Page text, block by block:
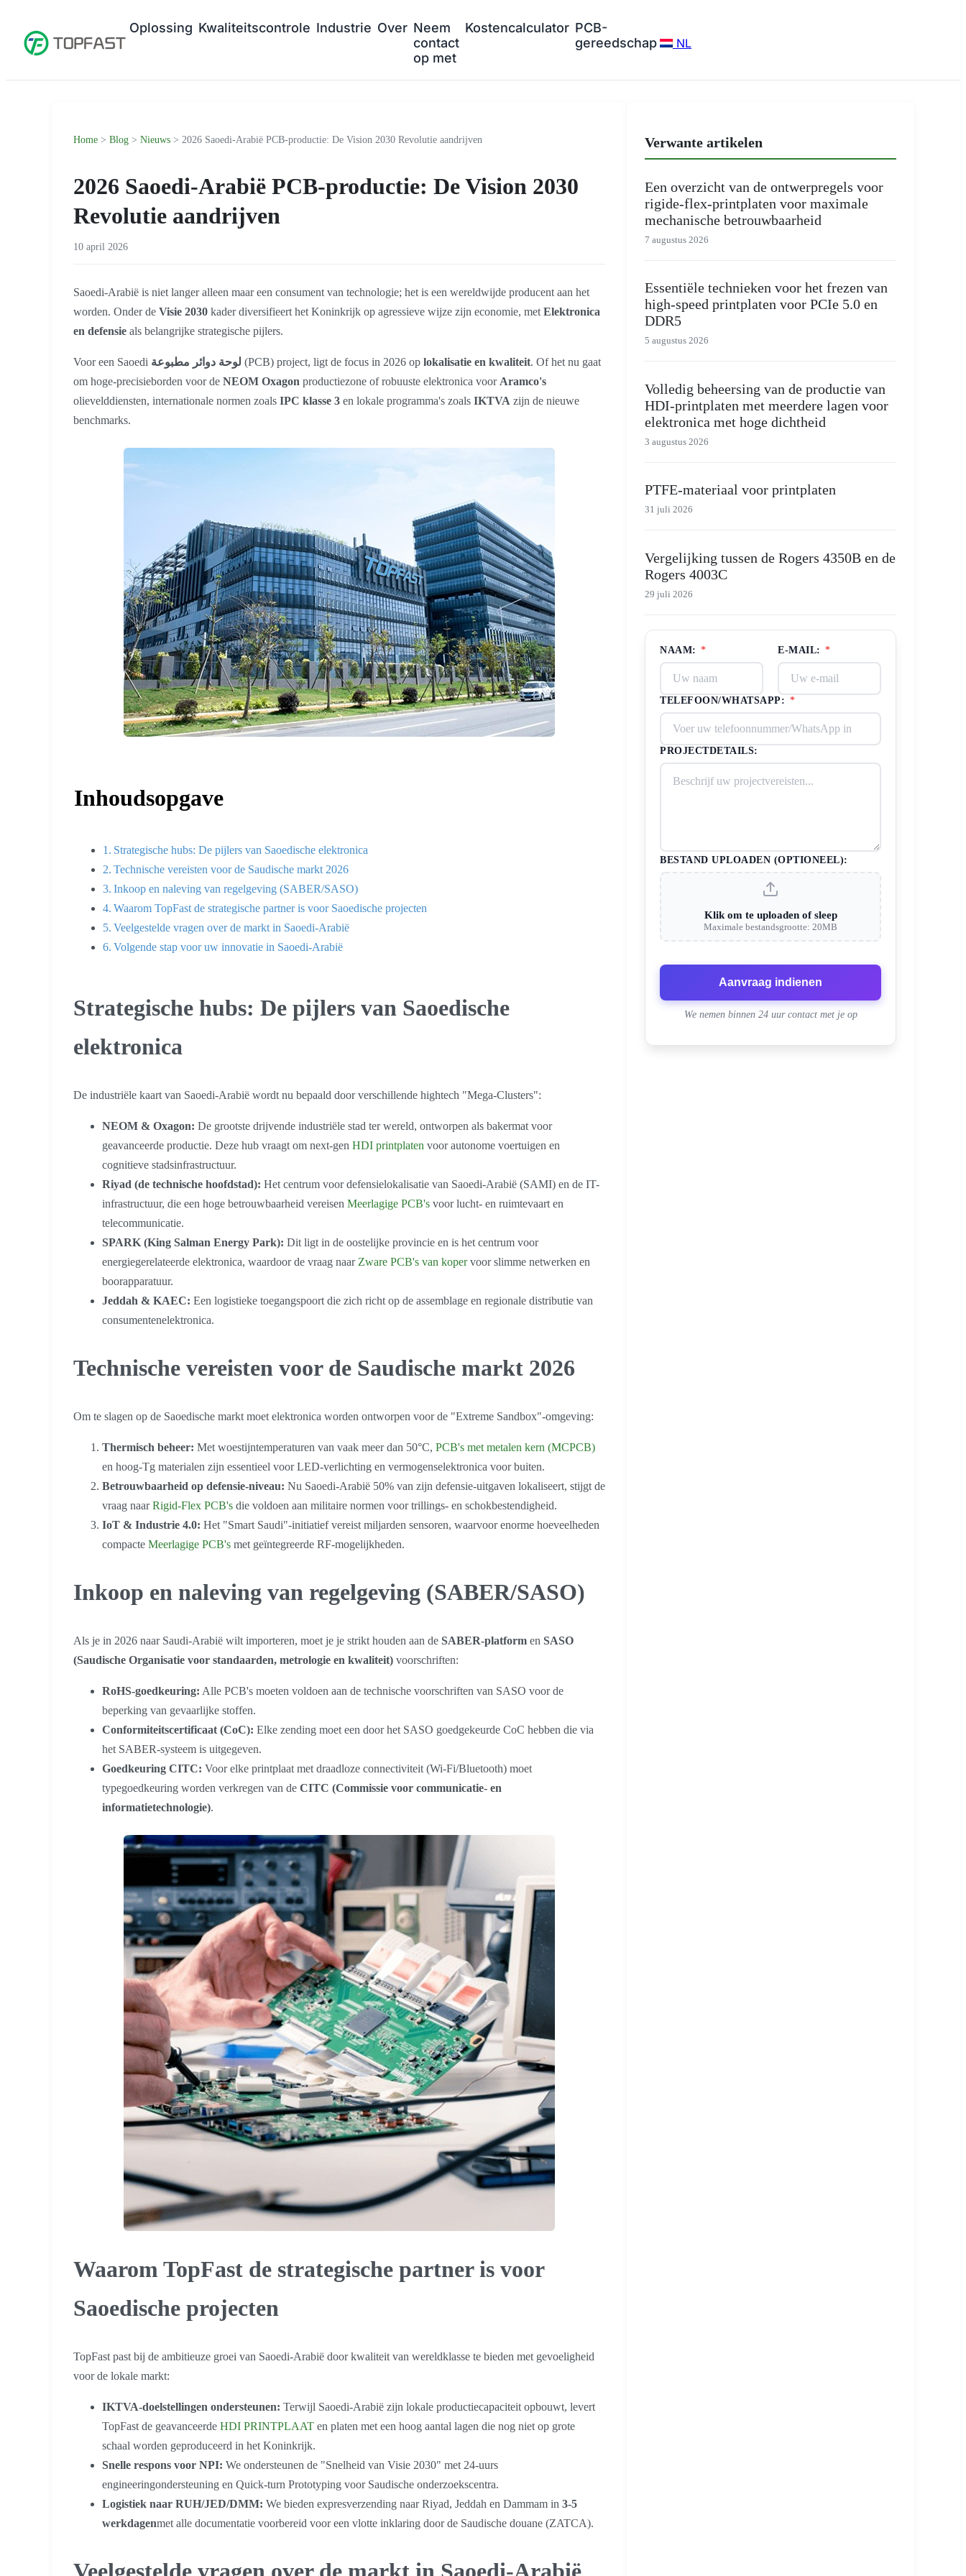
Oplossing Kwaliteitscontrole Industrie Over Neem
contact
op met
Kostencalculator PCB-
gereedschap
NL
Home > Blog > Nieuws > 2026 Saoedi-Arabië PCB-productie: De Vision 2030 Revolutie aandrijven
2026 Saoedi-Arabië PCB-productie: De Vision 2030
Revolutie aandrijven
10 april 2026
Saoedi-Arabië is niet langer alleen maar een consument van technologie; het is een wereldwijde producent aan het
worden. Onder de Visie 2030 kader diversifieert het Koninkrijk op agressieve wijze zijn economie, metElektronica
en defensie als belangrijke strategische pijlers.
Voor een Saoedi لوحة دوائر مطبوعة (PCB) project, ligt de focus in 2026 op lokalisatie en kwaliteit. Of het nu gaat
om hoge-precisieborden voor de NEOM Oxagon productiezone of robuuste elektronica voorAramco's
olievelddiensten, internationale normen zoals IPC klasse 3 en lokale programma's zoals IKTVA zijn de nieuwe
benchmarks.
Inhoudsopgave
Strategische hubs: De pijlers van Saoedische elektronica
Technische vereisten voor de Saudische markt 2026
Inkoop en naleving van regelgeving (SABER/SASO)
Waarom TopFast de strategische partner is voor Saoedische projecten
Veelgestelde vragen over de markt in Saoedi-Arabië
Volgende stap voor uw innovatie in Saoedi-Arabië
Strategische hubs: De pijlers van Saoedische
elektronica
De industriële kaart van Saoedi-Arabië wordt nu bepaald door verschillende hightech "Mega-Clusters":
NEOM & Oxagon: De grootste drijvende industriële stad ter wereld, ontworpen als bakermat voor
geavanceerde productie. Deze hub vraagt om next-gen HDI printplaten voor autonome voertuigen en
cognitieve stadsinfrastructuur.
Riyad (de technische hoofdstad): Het centrum voor defensielokalisatie van Saoedi-Arabië (SAMI) en de IT-
infrastructuur, die een hoge betrouwbaarheid vereisen Meerlagige PCB's voor lucht- en ruimtevaart en
telecommunicatie.
SPARK (King Salman Energy Park): Dit ligt in de oostelijke provincie en is het centrum voor
energiegerelateerde elektronica, waardoor de vraag naar Zware PCB's van kopervoor slimme netwerken en
boorapparatuur.
Jeddah & KAEC: Een logistieke toegangspoort die zich richt op de assemblage en regionale distributie van
consumentenelektronica.
Technische vereisten voor de Saudische markt 2026
Om te slagen op de Saoedische markt moet elektronica worden ontworpen voor de "Extreme Sandbox"-omgeving:
Thermisch beheer: Met woestijntemperaturen van vaak meer dan 50°C, PCB's met metalen kern (MCPCB)
en hoog-Tg materialen zijn essentieel voor LED-verlichting en vermogenselektronica voor buiten.
Betrouwbaarheid op defensie-niveau: Nu Saoedi-Arabië 50% van zijn defensie-uitgaven lokaliseert, stijgt de
vraag naarRigid-Flex PCB's die voldoen aan militaire normen voor trillings- en schokbestendigheid.
IoT & Industrie 4.0: Het "Smart Saudi"-initiatief vereist miljarden sensoren, waarvoor enorme hoeveelheden
compacte Meerlagige PCB's met geïntegreerde RF-mogelijkheden.
Inkoop en naleving van regelgeving (SABER/SASO)
Als je in 2026 naar Saudi-Arabië wilt importeren, moet je je strikt houden aan de SABER-platform en SASO
(Saudische Organisatie voor standaarden, metrologie en kwaliteit) voorschriften:
RoHS-goedkeuring: Alle PCB's moeten voldoen aan de technische voorschriften van SASO voor de
beperking van gevaarlijke stoffen.
Conformiteitscertificaat (CoC): Elke zending moet een door het SASO goedgekeurde CoC hebben die via
het SABER-systeem is uitgegeven.
Goedkeuring CITC: Voor elke printplaat met draadloze connectiviteit (Wi-Fi/Bluetooth) moet
typegoedkeuring worden verkregen van de CITC (Commissie voor communicatie- en
informatietechnologie).
Waarom TopFast de strategische partner is voor
Saoedische projecten
TopFast past bij de ambitieuze groei van Saoedi-Arabië door kwaliteit van wereldklasse te bieden met gevoeligheid
voor de lokale markt:
IKTVA-doelstellingen ondersteunen: Terwijl Saoedi-Arabië zijn lokale productiecapaciteit opbouwt, levert
TopFast de geavanceerde HDI PRINTPLAAT en platen met een hoog aantal lagen die nog niet op grote
schaal worden geproduceerd in het Koninkrijk.
Snelle respons voor NPI: We ondersteunen de "Snelheid van Visie 2030" met 24-uurs
engineeringondersteuning en Quick-turn Prototyping voor Saudische onderzoekscentra.
Logistiek naar RUH/JED/DMM: We bieden expresverzending naar Riyad, Jeddah en Dammam in 3-5
werkdagenmet alle documentatie voorbereid voor een vlotte inklaring door de Saudische douane (ZATCA).
Verwante artikelen
Een overzicht van de ontwerpregels voor
rigide-flex-printplaten voor maximale
mechanische betrouwbaarheid
7 augustus 2026
Essentiële technieken voor het frezen van
high-speed printplaten voor PCIe 5.0 en
DDR5
5 augustus 2026
Volledig beheersing van de productie van
HDI-printplaten met meerdere lagen voor
elektronica met hoge dichtheid
3 augustus 2026
PTFE-materiaal voor printplaten
31 juli 2026
Vergelijking tussen de Rogers 4350B en de
Rogers 4003C
29 juli 2026
NAAM: * E-MAIL: *
TELEFOON/WHATSAPP: *
PROJECTDETAILS:
BESTAND UPLOADEN (OPTIONEEL):
Klik om te uploaden of sleep
Maximale bestandsgrootte: 20MB
Aanvraag indienen
We nemen binnen 24 uur contact met je op